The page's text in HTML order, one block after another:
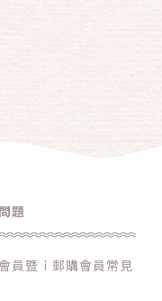
題
員暨ｉ郵購會員常見